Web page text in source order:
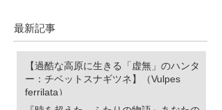
に。Time began to flow again
最新記事
【過酷な高原に生きる「虚無」のハンタ
ー：チベットスナギツネ】（Vulpes
ferrilata）